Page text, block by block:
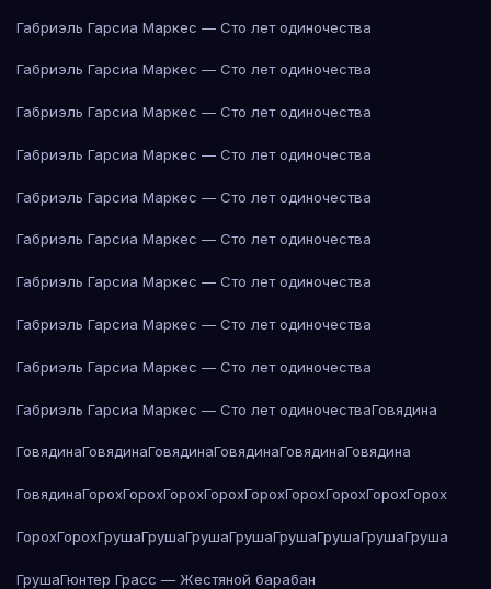
Габриэль Гарсиа Маркес — Сто лет одиночества
Габриэль Гарсиа Маркес — Сто лет одиночества
Габриэль Гарсиа Маркес — Сто лет одиночества
Габриэль Гарсиа Маркес — Сто лет одиночества
Габриэль Гарсиа Маркес — Сто лет одиночества
Габриэль Гарсиа Маркес — Сто лет одиночества
Габриэль Гарсиа Маркес — Сто лет одиночества
Габриэль Гарсиа Маркес — Сто лет одиночества
Габриэль Гарсиа Маркес — Сто лет одиночества
Габриэль Гарсиа Маркес — Сто лет одиночестваГовядина
ГовядинаГовядинаГовядинаГовядинаГовядинаГовядина
ГовядинаГорохГорохГорохГорохГорохГорохГорохГорохГорох
ГорохГорохГрушаГрушаГрушаГрушаГрушаГрушаГрушаГруша
ГрушаГюнтер Грасс — Жестяной барабан